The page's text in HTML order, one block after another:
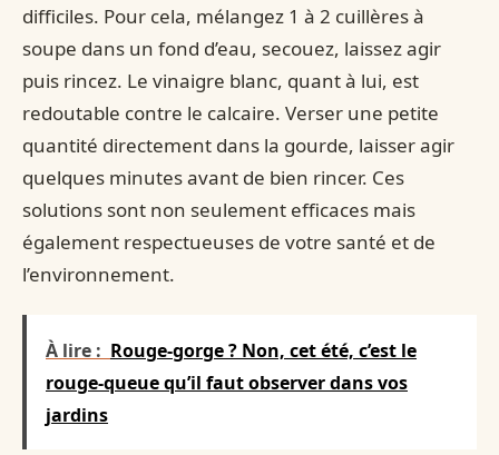
difficiles. Pour cela, mélangez 1 à 2 cuillères à
soupe dans un fond d’eau, secouez, laissez agir
puis rincez. Le vinaigre blanc, quant à lui, est
redoutable contre le calcaire. Verser une petite
quantité directement dans la gourde, laisser agir
quelques minutes avant de bien rincer. Ces
solutions sont non seulement efficaces mais
également respectueuses de votre santé et de
l’environnement.
À lire : Rouge-gorge ? Non, cet été, c’est le
rouge-queue qu’il faut observer dans vos
jardins